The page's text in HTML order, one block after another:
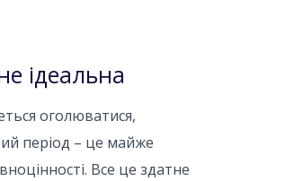
ідеальна
оголюватися,
період – це майже
Все це здатне